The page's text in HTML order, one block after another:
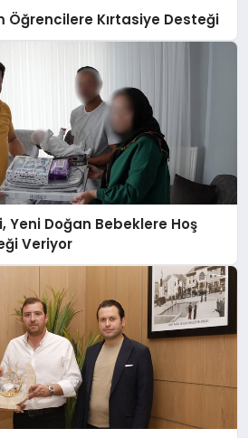
Öğrencilere Kırtasiye Desteği
Yeni Doğan Bebeklere Hoş
Veriyor